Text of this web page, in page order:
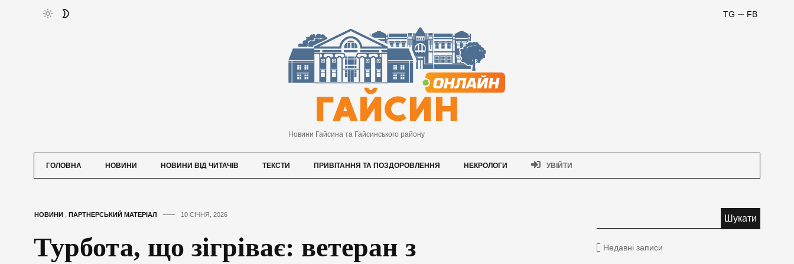
FB
TG
Новини Гайсина та Гайсинського району
ГОЛОВНА НОВИНИ НОВИНИ ВІД ЧИТАЧІВ ТЕКСТИ ПРИВІТАННЯ ТА ПОЗДОРОВЛЕННЯ НЕКРОЛОГИ УВІЙТИ
НОВИНИ ПАРТНЕРСЬКИЙ МАТЕРІАЛ 10 СІЧНЯ, 2026
Турбота, що зігріває: ветеран з
Недавні записи